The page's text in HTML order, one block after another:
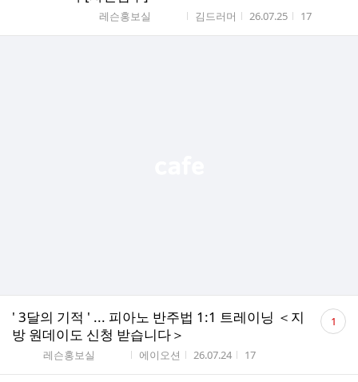
게시판명
레슨홍보실 작성자
김드러머 작성시간
26.07.25 조회수
17
' 3달의 기적 ' ... 피아노 반주법 1:1 트레이닝 ＜지
방 원데이도 신청 받습니다＞
게시판명
레슨홍보실 작성자
에이오션 작성시간
26.07.24 조회수
17
댓
글 1